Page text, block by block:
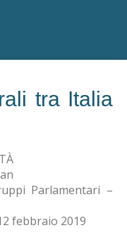
tra Italia
Parlamentari –
febbraio 2019